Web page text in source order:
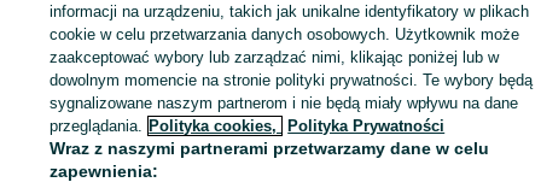
Zaloguj się lub załóż konto na OLX, aby skontaktować się z
sprzedającym
Zaloguj się / Załóż konto
informacji na urządzeniu, takich jak unikalne identyfikatory w plikach
cookie w celu przetwarzania danych osobowych. Użytkownik może
zaakceptować wybory lub zarządzać nimi, klikając poniżej lub w
dowolnym momencie na stronie polityki prywatności. Te wybory będą
sygnalizowane naszym partnerom i nie będą miały wpływu na dane
przeglądania. Polityka cookies, Polityka Prywatności
Wraz z naszymi partnerami przetwarzamy dane w celu
zapewnienia: